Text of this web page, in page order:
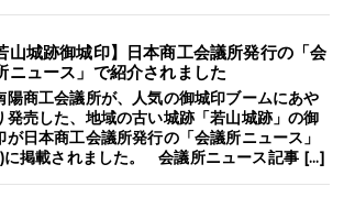
山城跡御城印】日本商工会議所発行の「会
ニュース」で紹介されました
陽商工会議所が、人気の御城印ブームにあや
発売した、地域の古い城跡「若山城跡」の御
が日本商工会議所発行の「会議所ニュース」
に掲載されました。 会議所ニュース記事 […]